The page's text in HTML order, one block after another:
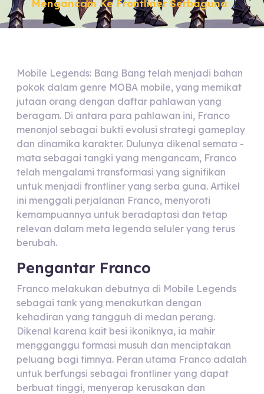
Mengancam Ke Frontliner Serbaguna
Mobile Legends: Bang Bang telah menjadi bahan
pokok dalam genre MOBA mobile, yang memikat
jutaan orang dengan daftar pahlawan yang
beragam. Di antara para pahlawan ini, Franco
menonjol sebagai bukti evolusi strategi gameplay
dan dinamika karakter. Dulunya dikenal semata -
mata sebagai tangki yang mengancam, Franco
telah mengalami transformasi yang signifikan
untuk menjadi frontliner yang serba guna. Artikel
ini menggali perjalanan Franco, menyoroti
kemampuannya untuk beradaptasi dan tetap
relevan dalam meta legenda seluler yang terus
berubah.
Pengantar Franco
Franco melakukan debutnya di Mobile Legends
sebagai tank yang menakutkan dengan
kehadiran yang tangguh di medan perang.
Dikenal karena kait besi ikoniknya, ia mahir
mengganggu formasi musuh dan menciptakan
peluang bagi timnya. Peran utama Franco adalah
untuk berfungsi sebagai frontliner yang dapat
berbuat tinggi, menyerap kerusakan dan